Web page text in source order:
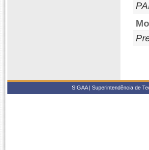
SIGAA | Superintendência de